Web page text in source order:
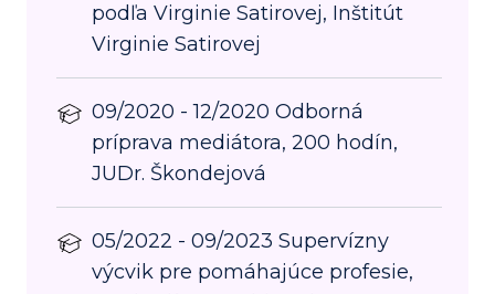
podľa Virginie Satirovej, Inštitút
Virginie Satirovej
09/2020 - 12/2020 Odborná
príprava mediátora, 200 hodín,
JUDr. Škondejová
05/2022 - 09/2023 Supervízny
výcvik pre pomáhajúce profesie,